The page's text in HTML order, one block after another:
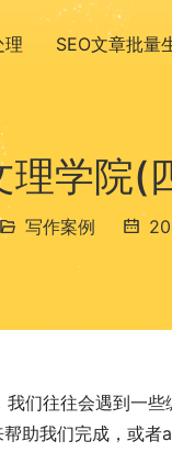
理 SEO文章批量
理学院(
写作案例
我们往往会遇到一
助我们完成，或者